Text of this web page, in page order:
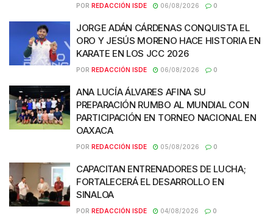
POR REDACCIÓN ISDE 06/08/2026 0
JORGE ADÁN CÁRDENAS CONQUISTA EL
ORO Y JESÚS MORENO HACE HISTORIA EN
KARATE EN LOS JCC 2026
POR REDACCIÓN ISDE 06/08/2026 0
ANA LUCÍA ÁLVARES AFINA SU
PREPARACIÓN RUMBO AL MUNDIAL CON
PARTICIPACIÓN EN TORNEO NACIONAL EN
OAXACA
POR REDACCIÓN ISDE 05/08/2026 0
CAPACITAN ENTRENADORES DE LUCHA;
FORTALECERÁ EL DESARROLLO EN
SINALOA
POR REDACCIÓN ISDE 04/08/2026 0